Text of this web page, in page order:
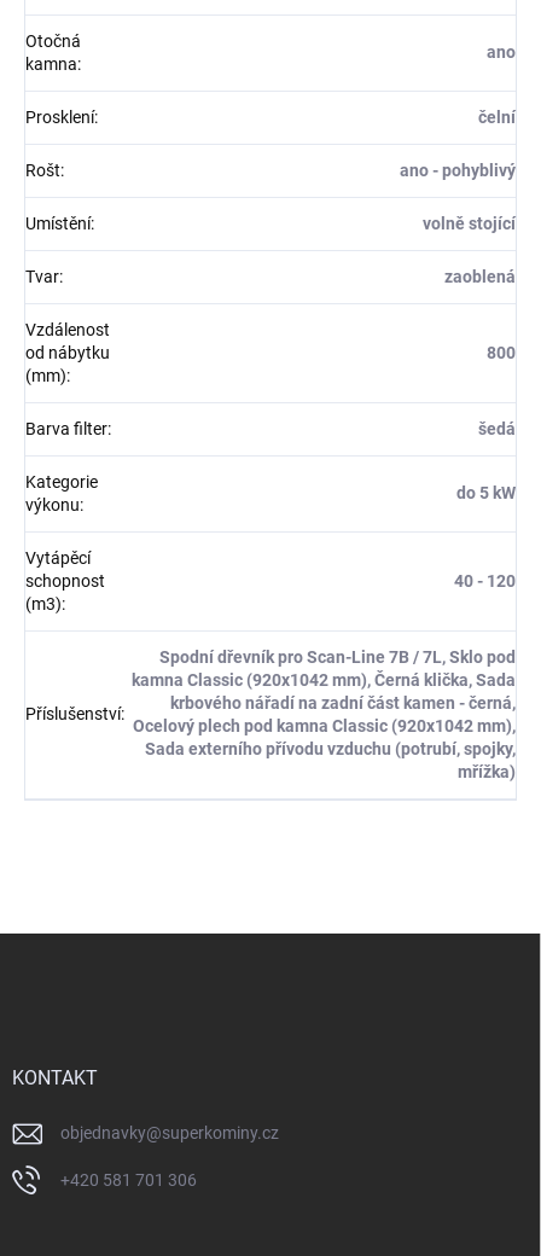
Otočná
kamna:
ano
Prosklení: čelní
Rošt: ano - pohyblivý
Umístění: volně stojící
Tvar: zaoblená
Vzdálenost
od nábytku
(mm):
800
Barva filter: šedá
Kategorie
výkonu:
do 5 kW
Vytápěcí
schopnost
(m3):
40 - 120
Příslušenství:
Spodní dřevník pro Scan-Line 7B / 7L, Sklo pod
kamna Classic (920x1042 mm), Černá klička, Sada
krbového nářadí na zadní část kamen - černá,
Ocelový plech pod kamna Classic (920x1042 mm),
Sada externího přívodu vzduchu (potrubí, spojky,
mřížka)
KONTAKT
objednavky@superkominy.cz
+420 581 701 306